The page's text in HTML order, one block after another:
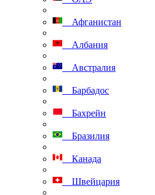
Афганистан
Албания
Австралия
Барбадос
Бахрейн
Бразилия
Канада
Швейцария